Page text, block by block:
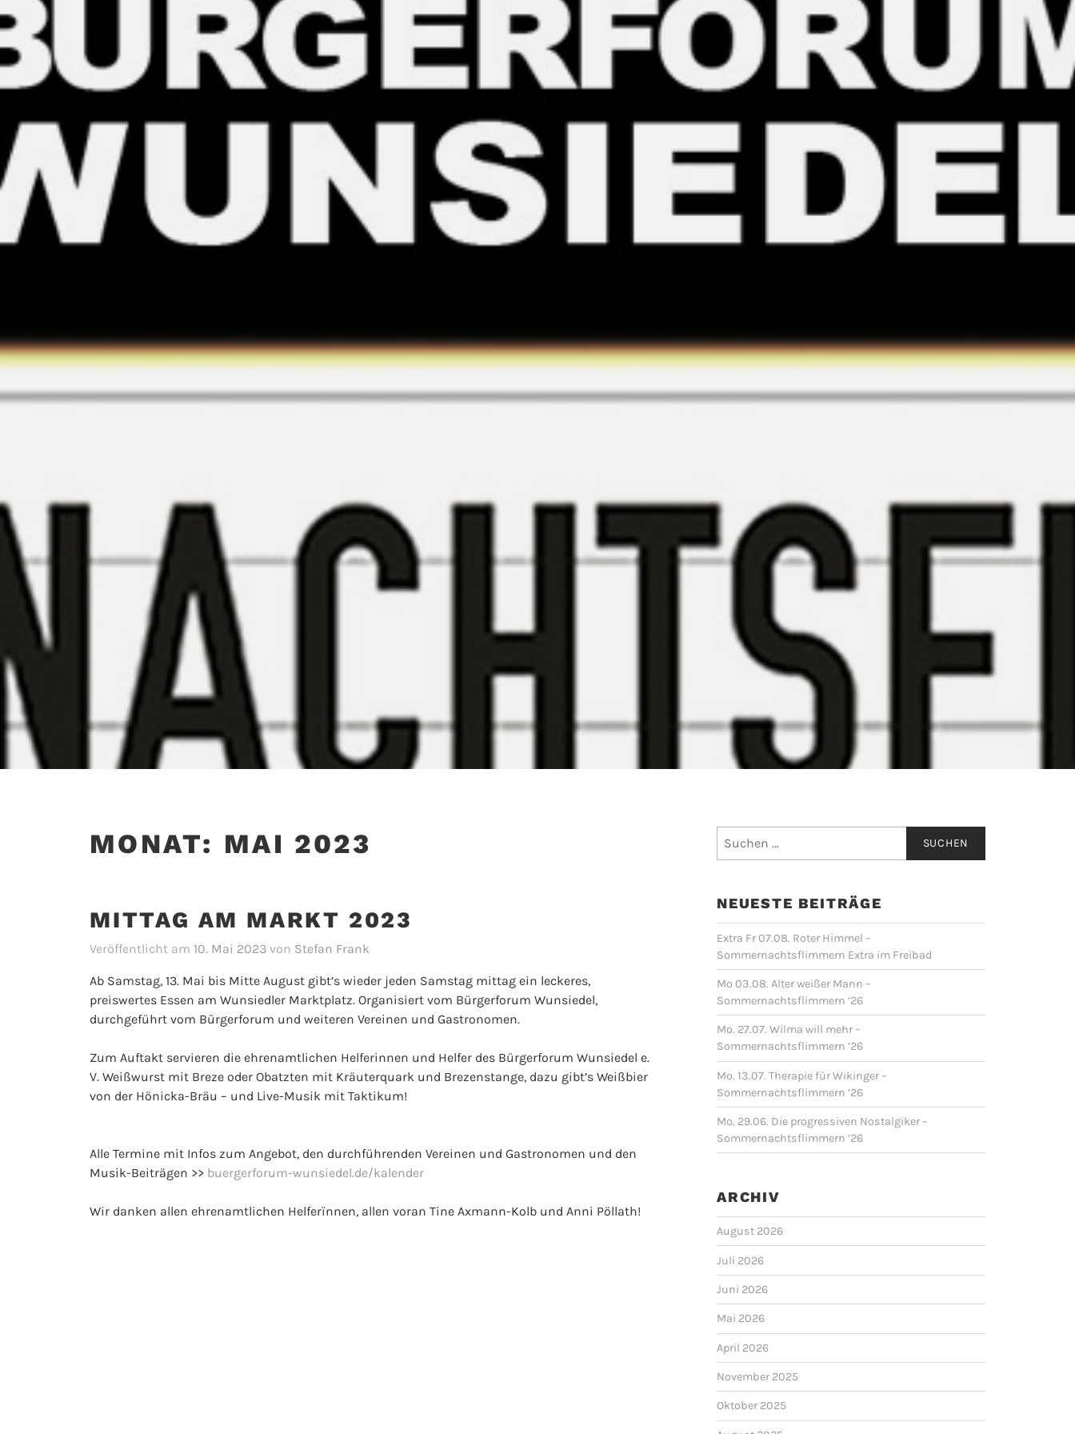
MONAT: MAI 2023
MITTAG AM MARKT 2023
Veröffentlicht am 10. Mai 2023 von Stefan Frank
Ab Samstag, 13. Mai bis Mitte August gibt’s wieder jeden Samstag mittag ein leckeres,
preiswertes Essen am Wunsiedler Marktplatz. Organisiert vom Bürgerforum Wunsiedel,
durchgeführt vom Bürgerforum und weiteren Vereinen und Gastronomen.
Zum Auftakt servieren die ehrenamtlichen Helferinnen und Helfer des Bürgerforum Wunsiedel e.
V. Weißwurst mit Breze oder Obatzten mit Kräuterquark und Brezenstange, dazu gibt’s Weißbier
von der Hönicka-Bräu – und Live-Musik mit Taktikum!
Alle Termine mit Infos zum Angebot, den durchführenden Vereinen und Gastronomen und den
Musik-Beiträgen >> buergerforum-wunsiedel.de/kalender
Wir danken allen ehrenamtlichen Helferïnnen, allen voran Tine Axmann-Kolb und Anni Pöllath!
nach:
NEUESTE BEITRÄGE
Extra Fr 07.08. Roter Himmel –
Sommernachtsflimmern Extra im Freibad
Mo 03.08. Alter weißer Mann –
Sommernachtsflimmern ’26
Mo. 27.07. Wilma will mehr –
Sommernachtsflimmern ’26
Mo. 13.07. Therapie für Wikinger –
Sommernachtsflimmern ’26
Mo. 29.06. Die progressiven Nostalgiker –
Sommernachtsflimmern ’26
ARCHIV
August 2026
Juli 2026
Juni 2026
Mai 2026
April 2026
November 2025
Oktober 2025